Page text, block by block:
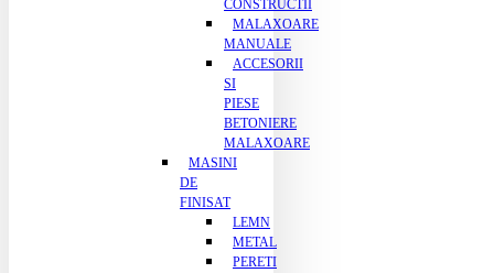
CONSTRUCTII
MALAXOARE
MANUALE
ACCESORII
SI
PIESE
BETONIERE
MALAXOARE
MASINI
DE
FINISAT
LEMN
METAL
PERETI